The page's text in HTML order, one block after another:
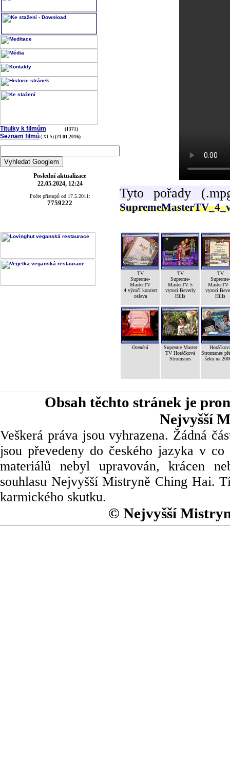
Titulky k filmům (1371)
Seznam filmů (.XLS) (21.01.2016)
Poslední aktualizace
22.05.2024, 12:24
Počet přístupů od 17.5.2011:
7759222
Tyto pořady
TV
Supreme-
MasterTV
4 výročí koncert
oslava
TV
Supreme-
MasterTV 5
vyroci Beverly
Hills
TV
Supreme-
MasterTV
vyroci
Hills
Ocenění
Supreme Master
TV Horáčková
Stromsnes
Stromsnes
šeku na
Obsah těchto stránek je
Nejvyšší
Veškerá práva jsou vyhrazena. Žádná
jsou převedeny do českého jazyka v
materiálů nebyl upravován, krácen
souhlasu Nejvyšší Mistryně Ching Hai.
karmického skutku.
© Nejvyšší